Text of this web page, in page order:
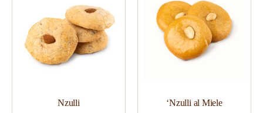
Nzulli ‘Nzulli al Miele